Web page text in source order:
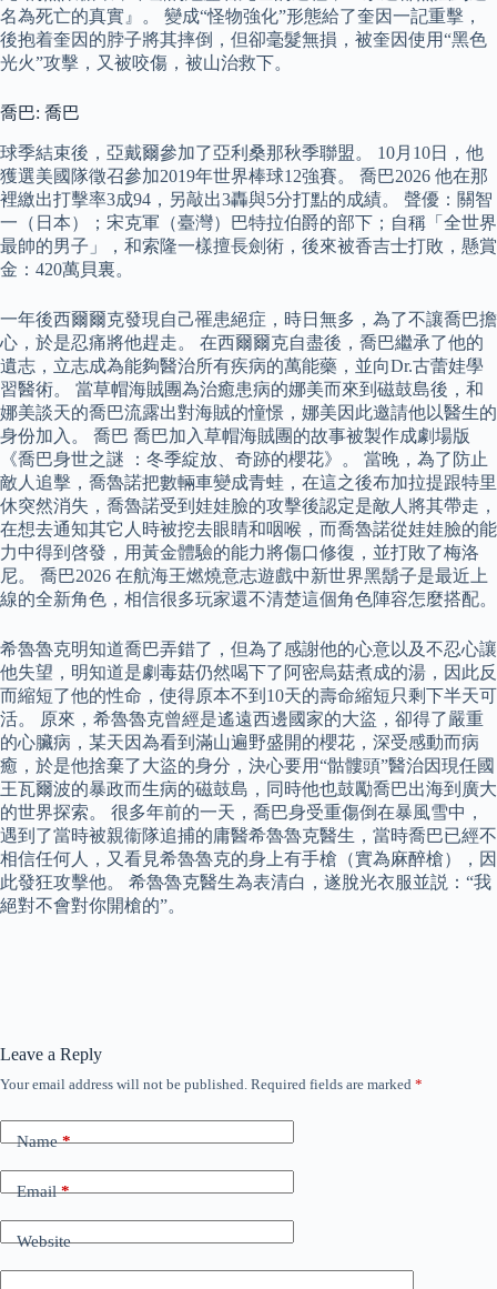
名為死亡的真實』。 變成“怪物強化”形態給了奎因一記重擊，
後抱着奎因的脖子將其摔倒，但卻毫髮無損，被奎因使用“黑色
光火”攻擊，又被咬傷，被山治救下。
喬巴: 喬巴
球季結束後，亞戴爾參加了亞利桑那秋季聯盟。 10月10日，他
獲選美國隊徵召參加2019年世界棒球12強賽。 喬巴2026 他在那
裡繳出打擊率3成94，另敲出3轟與5分打點的成績。 聲優：關智
一（日本）；宋克軍（臺灣）巴特拉伯爵的部下；自稱「全世界
最帥的男子」，和索隆一樣擅長劍術，後來被香吉士打敗，懸賞
金：420萬貝裏。
一年後西爾爾克發現自己罹患絕症，時日無多，為了不讓喬巴擔
心，於是忍痛將他趕走。 在西爾爾克自盡後，喬巴繼承了他的
遺志，立志成為能夠醫治所有疾病的萬能藥，並向Dr.古蕾娃學
習醫術。 當草帽海賊團為治癒患病的娜美而來到磁鼓島後，和
娜美談天的喬巴流露出對海賊的憧憬，娜美因此邀請他以醫生的
身份加入。 喬巴 喬巴加入草帽海賊團的故事被製作成劇場版
《喬巴身世之謎 ：冬季綻放、奇跡的櫻花》。 當晚，為了防止
敵人追擊，喬魯諾把數輛車變成青蛙，在這之後布加拉提跟特里
休突然消失，喬魯諾受到娃娃臉的攻擊後認定是敵人將其帶走，
在想去通知其它人時被挖去眼睛和咽喉，而喬魯諾從娃娃臉的能
力中得到啓發，用黃金體驗的能力將傷口修復，並打敗了梅洛
尼。 喬巴2026 在航海王燃燒意志遊戲中新世界黑鬍子是最近上
線的全新角色，相信很多玩家還不清楚這個角色陣容怎麼搭配。
希魯魯克明知道喬巴弄錯了，但為了感謝他的心意以及不忍心讓
他失望，明知道是劇毒菇仍然喝下了阿密烏菇煮成的湯，因此反
而縮短了他的性命，使得原本不到10天的壽命縮短只剩下半天可
活。 原來，希魯魯克曾經是遙遠西邊國家的大盜，卻得了嚴重
的心臟病，某天因為看到滿山遍野盛開的櫻花，深受感動而病
癒，於是他捨棄了大盜的身分，決心要用“骷髏頭”醫治因現任國
王瓦爾波的暴政而生病的磁鼓島，同時他也鼓勵喬巴出海到廣大
的世界探索。 很多年前的一天，喬巴身受重傷倒在暴風雪中，
遇到了當時被親衞隊追捕的庸醫希魯魯克醫生，當時喬巴已經不
相信任何人，又看見希魯魯克的身上有手槍（實為麻醉槍），因
此發狂攻擊他。 希魯魯克醫生為表清白，遂脫光衣服並説：“我
絕對不會對你開槍的”。
Leave a Reply
Your email address will not be published. Required fields are marked *
Name*
Email*
Website